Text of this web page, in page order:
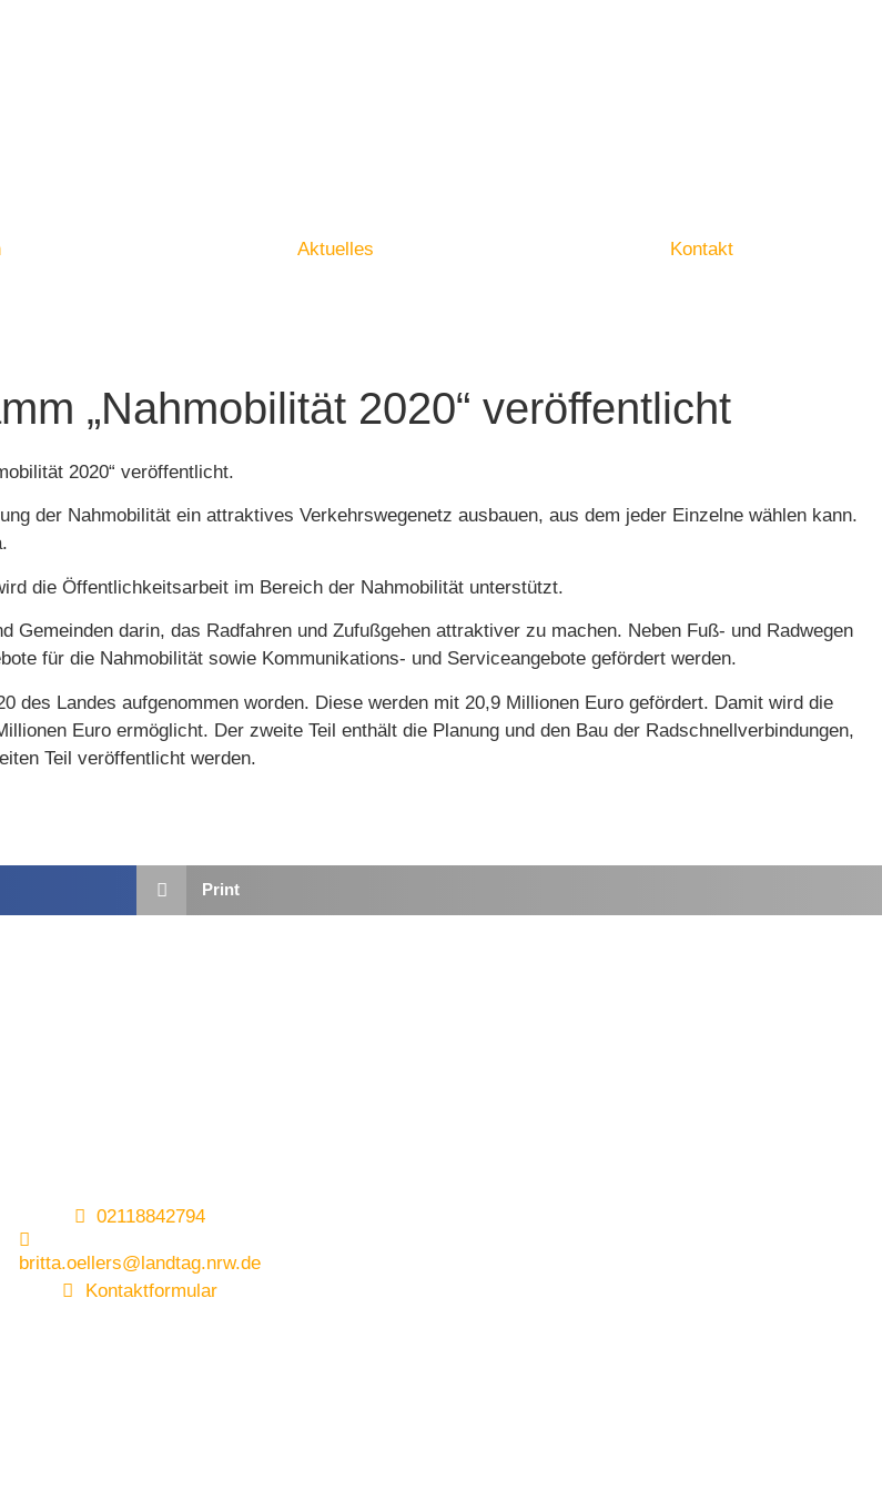
Aktuelles Kontakt
„Nahmobilität 2020“ veröffentlicht
2020“ veröffentlicht.
der Nahmobilität ein attraktives Verkehrswegenetz ausbauen, aus dem jeder Einzelne wählen kann.
die Öffentlichkeitsarbeit im Bereich der Nahmobilität unterstützt.
darin, das Radfahren und Zufußgehen attraktiver zu machen. Neben Fuß- und Radwegen
für die Nahmobilität sowie Kommunikations- und Serviceangebote gefördert werden.
des Landes aufgenommen worden. Diese werden mit 20,9 Millionen Euro gefördert. Damit wird die
Euro ermöglicht. Der zweite Teil enthält die Planung und den Bau der Radschnellverbindungen,
Teil veröffentlicht werden.
Print
02118842794
britta.oellers@landtag.nrw.de
Kontaktformular